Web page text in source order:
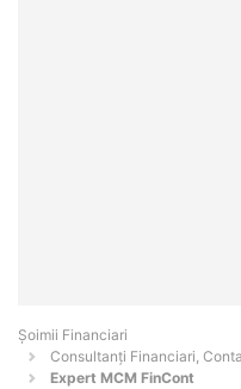
Șoimii Financiari
Consultanți Financiari,
Expert MCM FinCont